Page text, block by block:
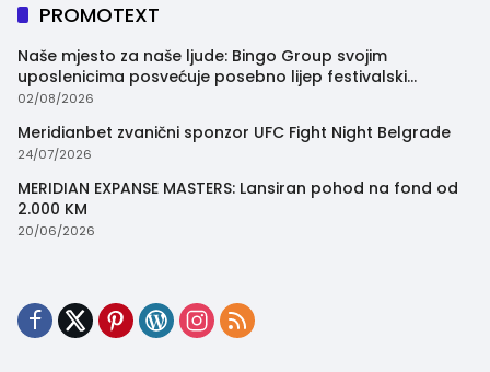
PROMOTEXT
Naše mjesto za naše ljude: Bingo Group svojim
uposlenicima posvećuje posebno lijep festivalski
trenutak
02/08/2026
Meridianbet zvanični sponzor UFC Fight Night Belgrade
24/07/2026
MERIDIAN EXPANSE MASTERS: Lansiran pohod na fond od
2.000 KM
20/06/2026